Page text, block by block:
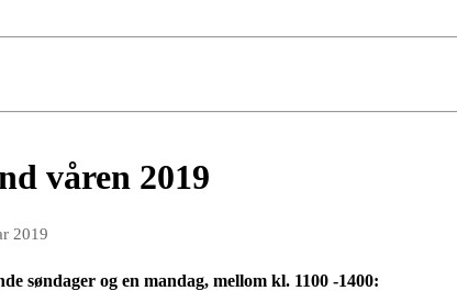
våren 2019
2019
søndager og en mandag, mellom kl. 1100 -1400: